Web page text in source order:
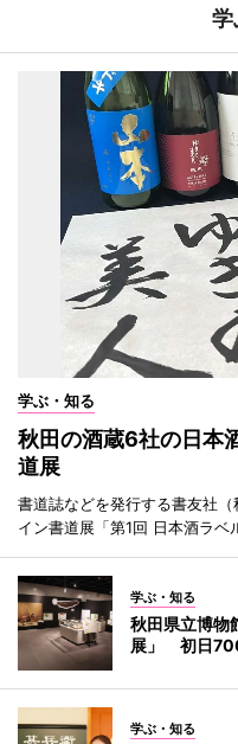
学
学ぶ・知る
秋田の酒蔵6社の日本
道展
書道誌などを発行する書友社
イン書道展「第1回 日本酒ラベ
学ぶ・知る
秋田県立博物
展」 初日
学ぶ・知る